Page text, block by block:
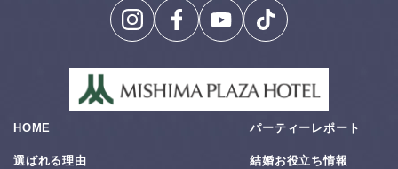
HOME
選ばれる理由
パーティーレポート
結婚お役⽴ち情報